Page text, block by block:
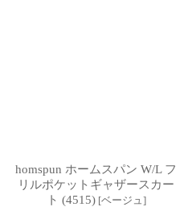
homspun ホームスパン W/L フ
リルポケットギャザースカー
ト (4515) [ベージュ ]